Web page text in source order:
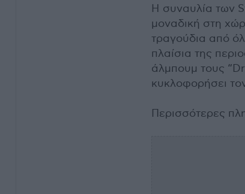
Η συναυλία των
μοναδική στη
τραγούδια από
πλαίσια της
άλμπουμ τους
κυκλοφορήσει
Περισσότερες